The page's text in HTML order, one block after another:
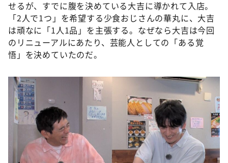
せるが、すでに腹を決めている大吉に導かれて入店。
「2人で1つ」を希望する少食おじさんの華丸に、大吉
は頑なに「1人1品」を主張する。なぜなら大吉は今回
のリニューアルにあたり、芸能人としての「ある覚
悟」を決めていたのだ。